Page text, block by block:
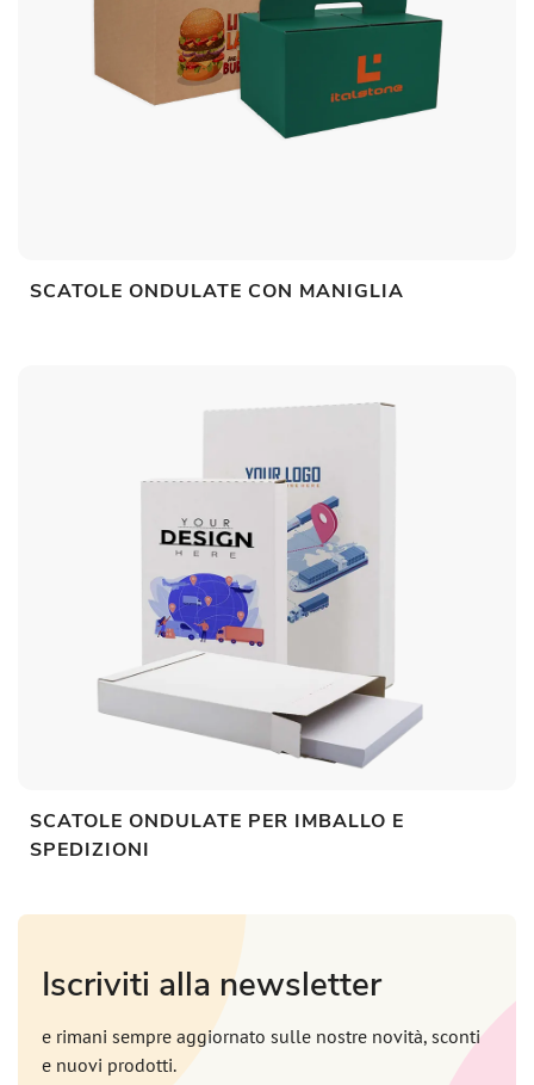
SCATOLE ONDULATE CON MANIGLIA
SCATOLE ONDULATE PER IMBALLO E
SPEDIZIONI
Iscriviti alla newsletter
e rimani sempre aggiornato sulle nostre novità, sconti
e nuovi prodotti.